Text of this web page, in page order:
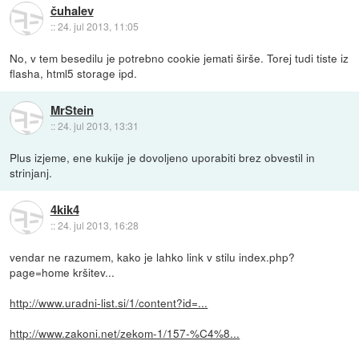
čuhalev
::24. jul 2013, 11:05
No, v tem besedilu je potrebno cookie jemati širše. Torej tudi tiste iz
flasha, html5 storage ipd.
MrStein
::24. jul 2013, 13:31
Plus izjeme, ene kukije je dovoljeno uporabiti brez obvestil in
strinjanj.
4kik4
::24. jul 2013, 16:28
vendar ne razumem, kako je lahko link v stilu index.php?
page=home kršitev...
http://www.uradni-list.si/1/content?id=...
http://www.zakoni.net/zekom-1/157-%C4%8...